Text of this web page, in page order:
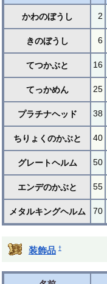
かわのぼうし 2
きのぼうし 6
てつかぶと 16
てっかめん 25
プラチナヘッド 38
ちりょくのかぶと 40
グレートヘルム 50
エンデのかぶと 55
メタルキングヘルム 70
装飾品 †